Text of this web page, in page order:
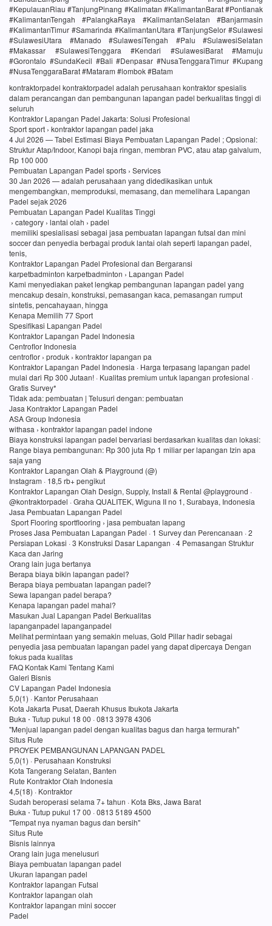
#KepulauanRiau #TanjungPinang #Kalimatan #KalimantanBarat #Pontianak
#KalimantanTengah #PalangkaRaya #KalimantanSelatan #Banjarmasin
#KalimantanTimur #Samarinda #KalimantanUtara #TanjungSelor #Sulawesi
#SulawesiUtara #Manado #SulawesiTengah #Palu #SulawesiSelatan
#Makassar #SulawesiTenggara #Kendari #SulawesiBarat #Mamuju
#Gorontalo #SundaKecil #Bali #Denpasar #NusaTenggaraTimur #Kupang
#NusaTenggaraBarat #Mataram #lombok #Batam
kontraktorpadel kontraktorpadel adalah perusahaan kontraktor spesialis
dalam perancangan dan pembangunan lapangan padel berkualitas tinggi di
seluruh
Kontraktor Lapangan Padel Jakarta: Solusi Profesional
Sport sport › kontraktor lapangan padel jaka
4 Jul 2026 — Tabel Estimasi Biaya Pembuatan Lapangan Padel ; Opsional:
Struktur Atap/Indoor, Kanopi baja ringan, membran PVC, atau atap galvalum,
Rp 100 000
Pembuatan Lapangan Padel sports › Services
30 Jan 2026 — adalah perusahaan yang didedikasikan untuk
mengembangkan, memproduksi, memasang, dan memelihara Lapangan
Padel sejak 2026
Pembuatan Lapangan Padel Kualitas Tinggi
› category › lantai olah › padel
memiliki spesialisasi sebagai jasa pembuatan lapangan futsal dan mini
soccer dan penyedia berbagai produk lantai olah seperti lapangan padel,
tenis,
Kontraktor Lapangan Padel Profesional dan Bergaransi
karpetbadminton karpetbadminton › Lapangan Padel
Kami menyediakan paket lengkap pembangunan lapangan padel yang
mencakup desain, konstruksi, pemasangan kaca, pemasangan rumput
sintetis, pencahayaan, hingga
Kenapa Memilih 77 Sport
Spesifikasi Lapangan Padel
Kontraktor Lapangan Padel Indonesia
Centroflor Indonesia
centroflor › produk › kontraktor lapangan pa
Kontraktor Lapangan Padel Indonesia · Harga terpasang lapangan padel
mulai dari Rp 300 Jutaan! · Kualitas premium untuk lapangan profesional ·
Gratis Survey*
Tidak ada: pembuatan ‎| Telusuri dengan: pembuatan
Jasa Kontraktor Lapangan Padel
ASA Group Indonesia
withasa › kontraktor lapangan padel indone
Biaya konstruksi lapangan padel bervariasi berdasarkan kualitas dan lokasi:
Range biaya pembangunan: Rp 300 juta Rp 1 miliar per lapangan Izin apa
saja yang
Kontraktor Lapangan Olah & Playground (@)
Instagram · 18,5 rb+ pengikut
Kontraktor Lapangan Olah Design, Supply, Install & Rental @playground ·
@kontraktorpadel · Graha QUALITEK, Wiguna II no 1, Surabaya, Indonesia
Jasa Pembuatan Lapangan Padel
Sport Flooring sportflooring › jasa pembuatan lapang
Proses Jasa Pembuatan Lapangan Padel · 1 Survey dan Perencanaan · 2
Persiapan Lokasi · 3 Konstruksi Dasar Lapangan · 4 Pemasangan Struktur
Kaca dan Jaring
Orang lain juga bertanya
Berapa biaya bikin lapangan padel?
Berapa biaya pembuatan lapangan padel?
Sewa lapangan padel berapa?
Kenapa lapangan padel mahal?
Masukan Jual Lapangan Padel Berkualitas
lapanganpadel lapanganpadel
Melihat permintaan yang semakin meluas, Gold Pillar hadir sebagai
penyedia jasa pembuatan lapangan padel yang dapat dipercaya Dengan
fokus pada kualitas
FAQ Kontak Kami Tentang Kami
Galeri Bisnis
CV Lapangan Padel Indonesia
5,0(1) · Kantor Perusahaan
Kota Jakarta Pusat, Daerah Khusus Ibukota Jakarta
Buka ⋅ Tutup pukul 18 00 · 0813 3978 4306
"Menjual lapangan padel dengan kualitas bagus dan harga termurah"
Situs Rute
PROYEK PEMBANGUNAN LAPANGAN PADEL
5,0(1) · Perusahaan Konstruksi
Kota Tangerang Selatan, Banten
Rute Kontraktor Olah Indonesia
4,5(18) · Kontraktor
Sudah beroperasi selama 7+ tahun · Kota Bks, Jawa Barat
Buka ⋅ Tutup pukul 17 00 · 0813 5189 4500
"Tempat nya nyaman bagus dan bersih"
Situs Rute
Bisnis lainnya
Orang lain juga menelusuri
Biaya pembuatan lapangan padel
Ukuran lapangan padel
Kontraktor lapangan Futsal
Kontraktor lapangan olah
Kontraktor lapangan mini soccer
Padel